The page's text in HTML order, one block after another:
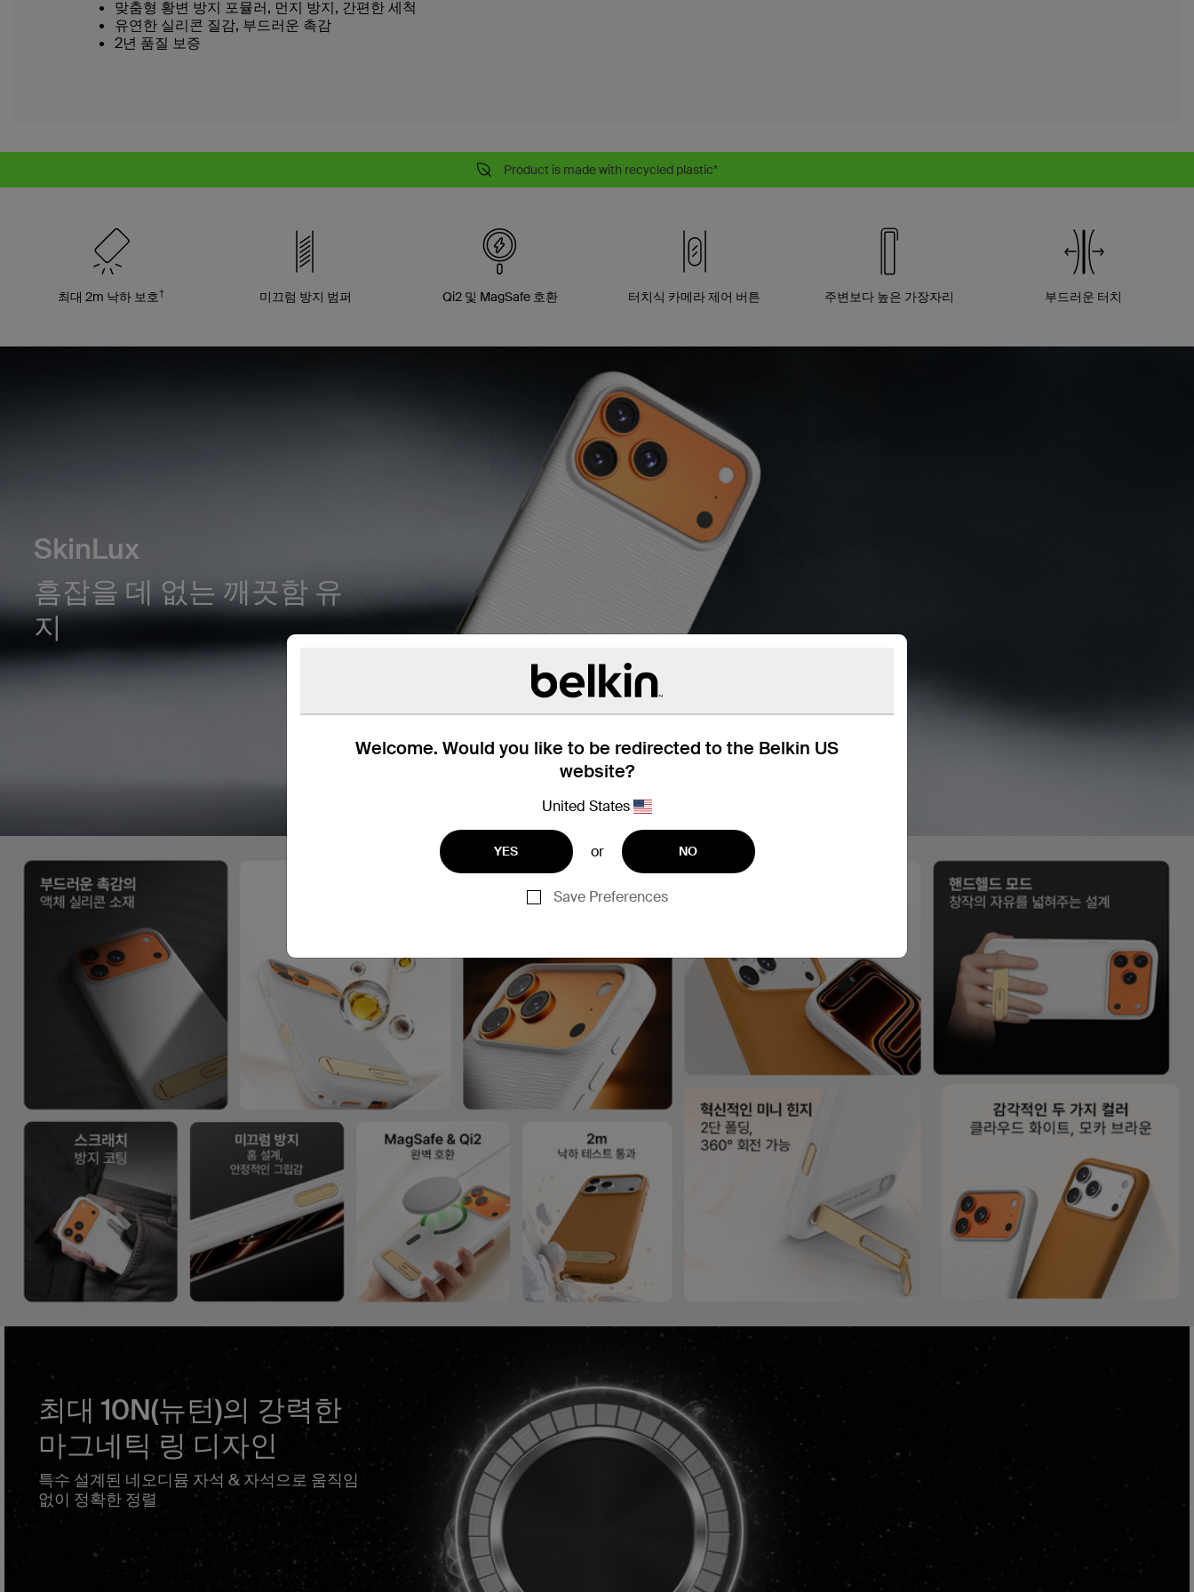
Welcome. Would you like to be redirected to the Belkin US
website?
United States
YES or NO
Save Preferences
맞춤형 황변 방지 포뮬러, 먼지 방지, 간편한 세척
유연한 실리콘 질감, 부드러운 촉감
2년 품질 보증
Product is made with recycled plastic*
최대 2m 낙하 보호† 미끄럼 방지 범퍼 Qi2 및 MagSafe 호환 터치식 카메라 제어 버튼 주변보다 높은 가장자리 부드러운 터치
SkinLux
흠잡을 데 없는 깨끗함 유
지
최대 10N(뉴턴)의 강력한
마그네틱 링 디자인
특수 설계된 네오디뮴 자석 & 자석으로 움직임
없이 정확한 정렬